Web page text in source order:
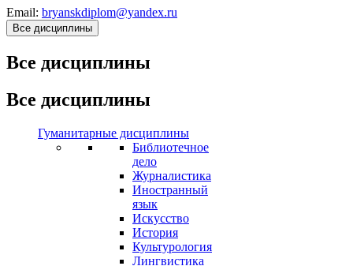
Email: bryanskdiplom@yandex.ru
Все дисциплины
Все дисциплины
Все дисциплины
Гуманитарные дисциплины
Библиотечное
дело
Журналистика
Иностранный
язык
Искусство
История
Культурология
Лингвистика